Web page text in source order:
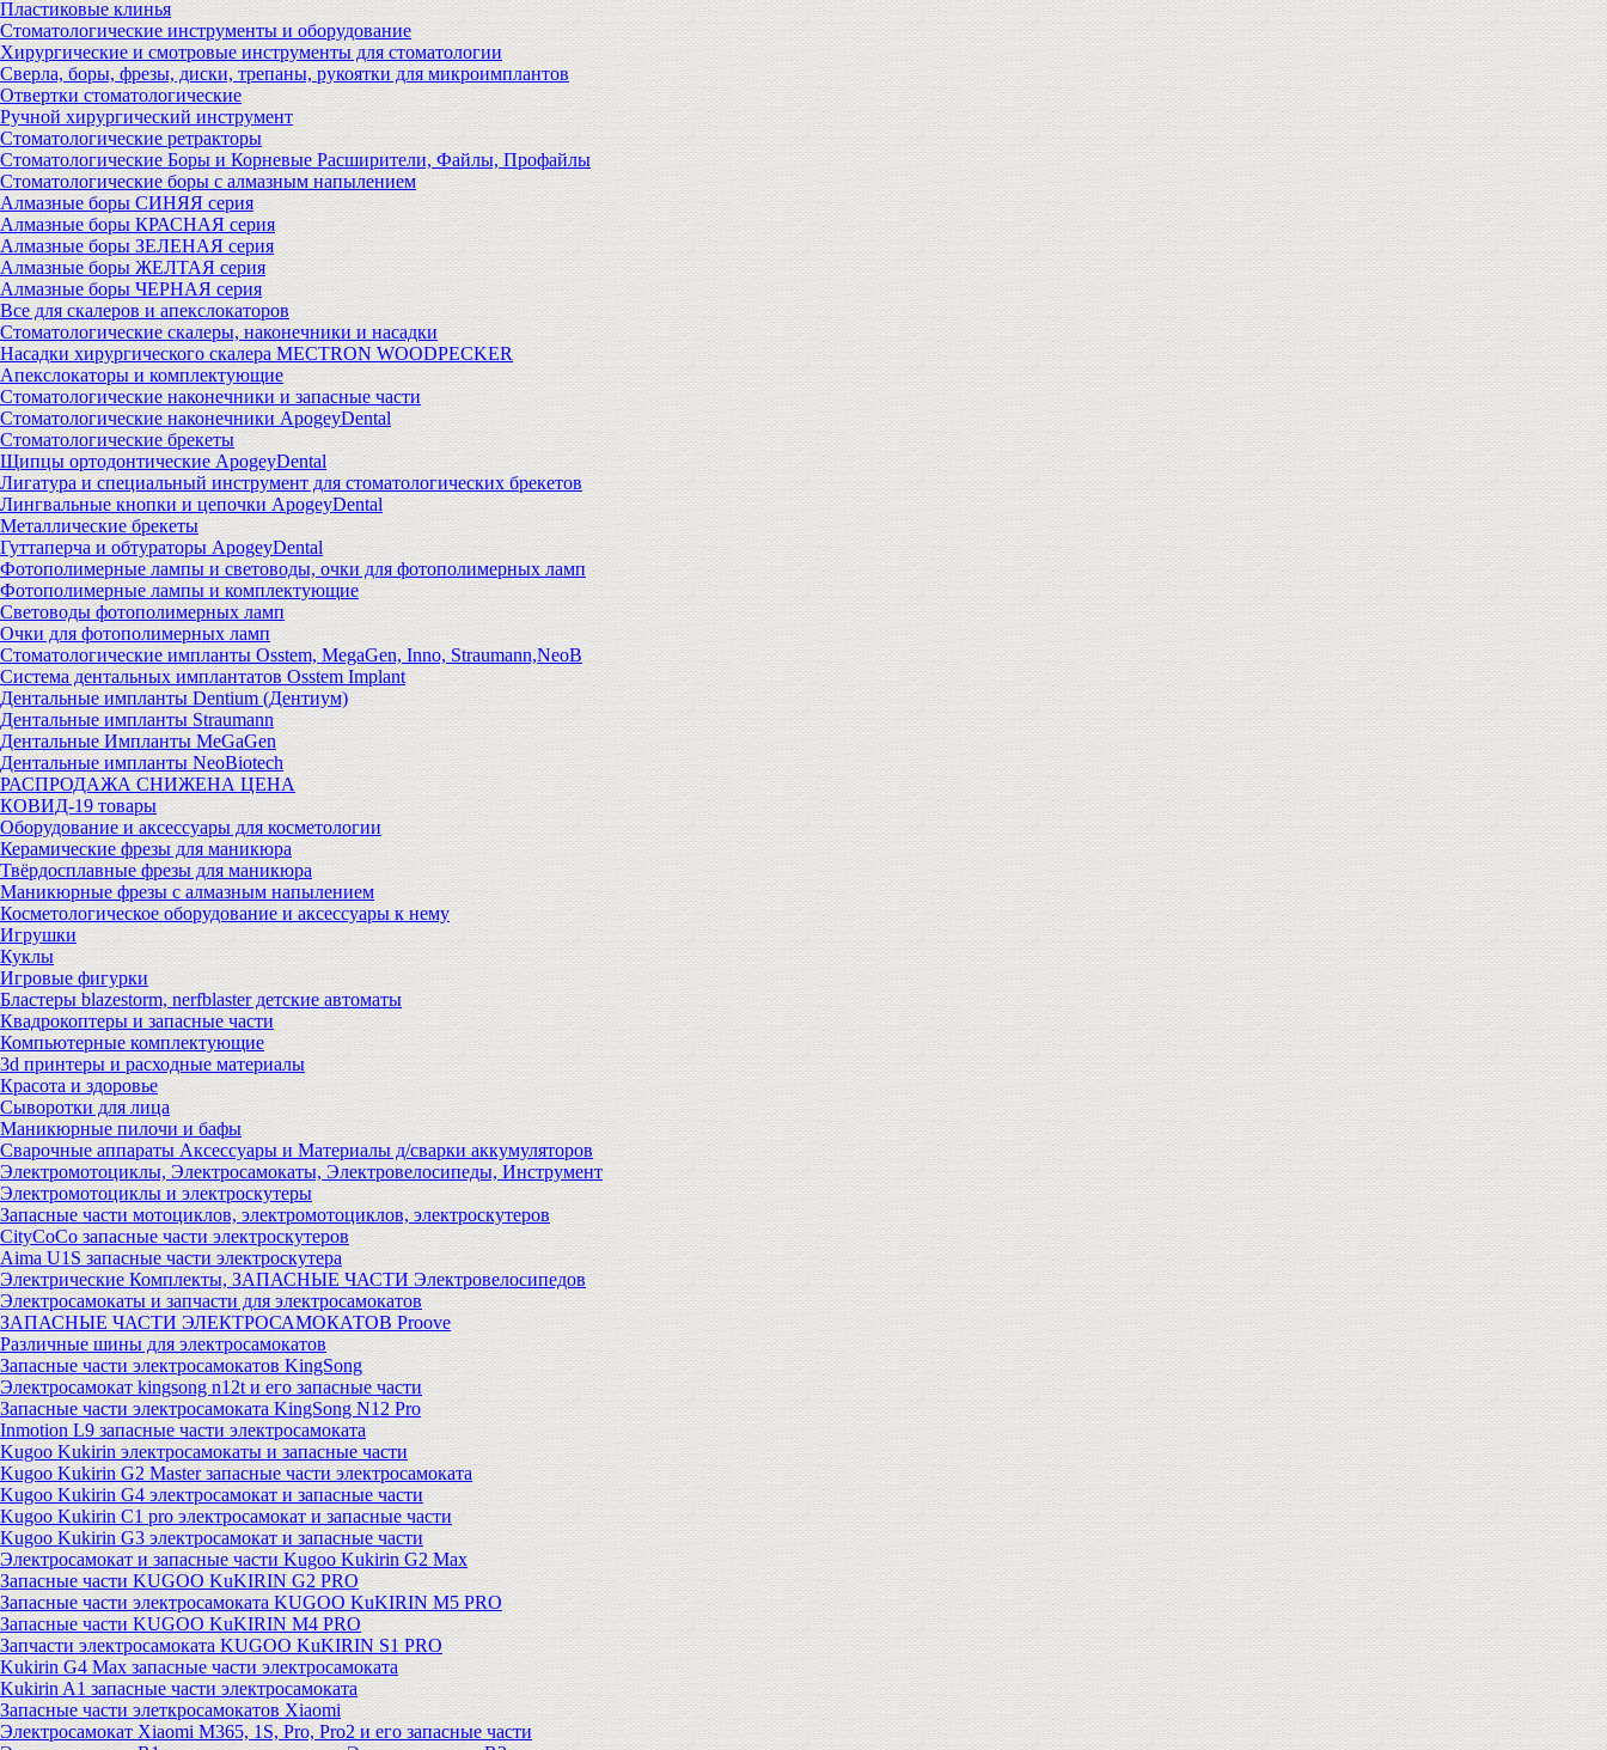
Пластиковые клинья
Стоматологические инструменты и оборудование
Хирургические и смотровые инструменты для стоматологии
Сверла, боры, фрезы, диски, трепаны, рукоятки для микроимплантов
Отвертки стоматологические
Ручной хирургический инструмент
Стоматологические ретракторы
Стоматологические Боры и Корневые Расширители, Файлы, Профайлы
Стоматологические боры с алмазным напылением
Алмазные боры СИНЯЯ серия
Алмазные боры КРАСНАЯ серия
Алмазные боры ЗЕЛЕНАЯ серия
Алмазные боры ЖЕЛТАЯ серия
Алмазные боры ЧЕРНАЯ серия
Все для скалеров и апекслокаторов
Стоматологические скалеры, наконечники и насадки
Насадки хирургического скалера MECTRON WOODPECKER
Апекслокаторы и комплектующие
Стоматологические наконечники и запасные части
Стоматологические наконечники ApogeyDental
Стоматологические брекеты
Щипцы ортодонтические ApogeyDental
Лигатура и специальный инструмент для стоматологических брекетов
Лингвальные кнопки и цепочки ApogeyDental
Металлические брекеты
Гуттаперча и обтураторы ApogeyDental
Фотополимерные лампы и световоды, очки для фотополимерных ламп
Фотополимерные лампы и комплектующие
Световоды фотополимерных ламп
Очки для фотополимерных ламп
Стоматологические импланты Osstem, MegaGen, Inno, Straumann,NeoB
Система дентальных имплантатов Osstem Implant
Дентальные импланты Dentium (Дентиум)
Дентальные импланты Straumann
Дентальные Импланты MeGaGen
Дентальные импланты NeoBiotech
РАСПРОДАЖА СНИЖЕНА ЦЕНА
КОВИД-19 товары
Оборудование и аксессуары для косметологии
Керамические фрезы для маникюра
Твёрдосплавные фрезы для маникюра
Маникюрные фрезы с алмазным напылением
Косметологическое оборудование и аксессуары к нему
Игрушки
Куклы
Игровые фигурки
Бластеры blazestorm, nerfblaster детские автоматы
Квадрокоптеры и запасные части
Компьютерные комплектующие
3d принтеры и расходные материалы
Красота и здоровье
Сыворотки для лица
Маникюрные пилочи и бафы
Сварочные аппараты Аксессуары и Материалы д/сварки аккумуляторов
Электромотоциклы, Электросамокаты, Электровелосипеды, Инструмент
Электромотоциклы и электроскутеры
Запасные части мотоциклов, электромотоциклов, электроскутеров
CityCoCo запасные части электроскутеров
Aima U1S запасные части электроскутера
Электрические Комплекты, ЗАПАСНЫЕ ЧАСТИ Электровелосипедов
Электросамокаты и запчасти для электросамокатов
ЗАПАСНЫЕ ЧАСТИ ЭЛЕКТРОСАМОКАТОВ Proove
Различные шины для электросамокатов
Запасные части электросамокатов KingSong
Электросамокат kingsong n12t и его запасные части
Запасные части электросамоката KingSong N12 Pro
Inmotion L9 запасные части электросамоката
Kugoo Kukirin электросамокаты и запасные части
Kugoo Kukirin G2 Master запасные части электросамоката
Kugoo Kukirin G4 электросамокат и запасные части
Kugoo Kukirin C1 pro электросамокат и запасные части
Kugoo Kukirin G3 электросамокат и запасные части
Электросамокат и запасные части Kugoo Kukirin G2 Max
Запасные части KUGOO KuKIRIN G2 PRO
Запасные части электросамоката KUGOO KuKIRIN M5 PRO
Запасные части KUGOO KuKIRIN M4 PRO
Запчасти электросамоката KUGOO KuKIRIN S1 PRO
Kukirin G4 Max запасные части электросамоката
Kukirin A1 запасные части электросамоката
Запасные части элеткросамокатов Xiaomi
Электросамокат Xiaomi M365, 1S, Pro, Pro2 и его запасные части